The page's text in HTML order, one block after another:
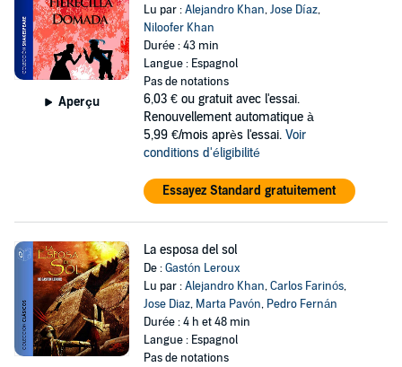
Aperçu
Lu par :Alejandro Khan,Jose Díaz,
Niloofer Khan
Durée : 43 min
Langue : Espagnol
Pas de notations
6,03 € ou gratuit avec l'essai.
Renouvellement automatique à
5,99 €/mois après l'essai. Voir
conditions d'éligibilité
Essayez Standard gratuitement
La esposa del sol
De :Gastón Leroux
Lu par :Alejandro Khan,Carlos Farinós,
Jose Diaz, Marta Pavón, Pedro Fernán
Durée : 4 h et 48 min
Langue : Espagnol
Pas de notations